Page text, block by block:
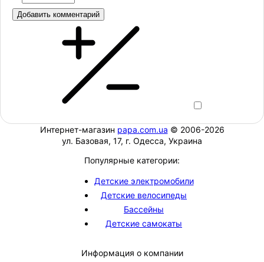
Добавить комментарий
Интернет-магазин papa.com.ua © 2006-2026
ул. Базовая, 17, г. Одесса, Украина
Популярные категории:
Детские электромобили
Детские велосипеды
Бассейны
Детские самокаты
Информация о компании